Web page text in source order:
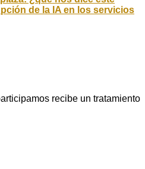
de la IA en los servicios
recibe un tratamiento